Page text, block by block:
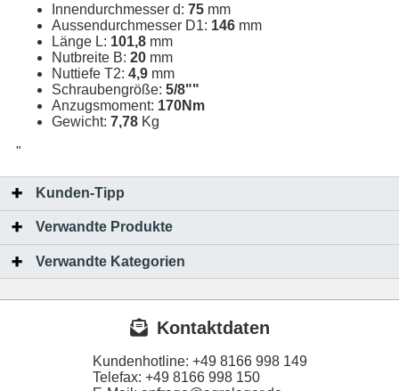
Innendurchmesser d: 75 mm
Aussendurchmesser D1: 146 mm
Länge L: 101,8 mm
Nutbreite B: 20 mm
Nuttiefe T2: 4,9 mm
Schraubengröße: 5/8""
Anzugsmoment: 170Nm
Gewicht: 7,78 Kg
"
Kunden-Tipp
Verwandte Produkte
Verwandte Kategorien
Kontaktdaten
Kundenhotline: +49 8166 998 149
Telefax: +49 8166 998 150